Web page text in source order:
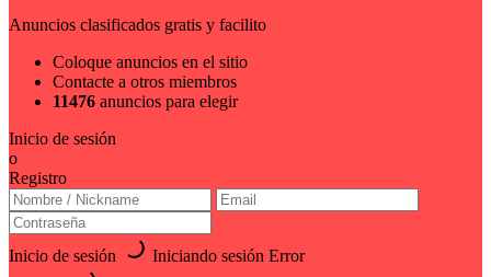
Anuncios clasificados gratis y facilito
Coloque anuncios en el sitio
Contacte a otros miembros
11476 anuncios para elegir
Inicio de sesión
o
Registro
Inicio de sesión Iniciando sesión Error